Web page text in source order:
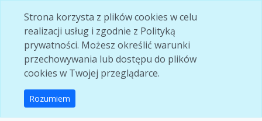
Strona korzysta z plików cookies w celu
realizacji usług i zgodnie z Polityką
prywatności. Możesz określić warunki
przechowywania lub dostępu do plików
cookies w Twojej przeglądarce.
Rozumiem